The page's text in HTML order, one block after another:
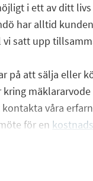
i ett av ditt
har alltid
vi satt upp
på att sälja eller
kring
våra
för en